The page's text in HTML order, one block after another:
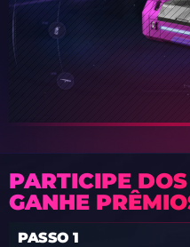
PARTICIPE
GANHE
PASSO 1